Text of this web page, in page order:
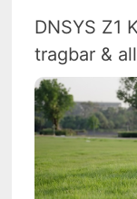
DNSYS Z1
tragbar &